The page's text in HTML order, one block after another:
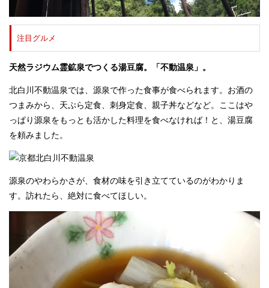
注目グルメ
天然ラジウム霊鉱泉でつくる湯豆腐。「不動温泉」。
北白川不動温泉では、源泉で作った食事が食べられます。お酒の
つまみから、天ぷら定食、刺身定食、親子丼などなど。ここはや
っぱり源泉をもっとも活かした料理を食べなければ！と、湯豆腐
を頼みました。
源泉のやわらかさが、食材の味を引き立てているのがわかりま
す。訪れたら、絶対に食べてほしい。